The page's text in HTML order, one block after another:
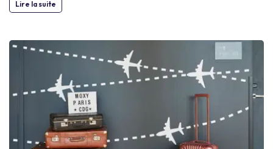
méritée. Les très grands établissements de
installations et équipements, afin de réunir vos équipes
dans des conditions optimales. Si vous recherchez un
espace de réception capable d'accueillir plusieurs
centaines de personnes, vous n'aurez que l'embarras du
choix parmi les nombreuses salles de réunion à louer à
quelques pas de l'aéroport Charles de Gaulle. Que ce
soit pour une demi-journée ou une journée complète, nos
partenaires mettront tout en oeuvre pour vous garantir
Lire la suite